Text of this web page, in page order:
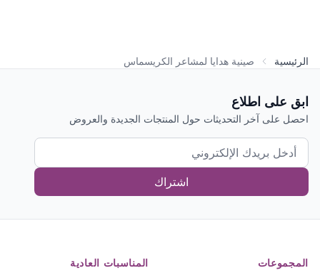
الرئيسية صينية هدايا لمشاعر الكريسماس
ابق على اطلاع
احصل على آخر التحديثات حول المنتجات الجديدة والعروض
اشتراك
المجموعات
المناسبات العادية